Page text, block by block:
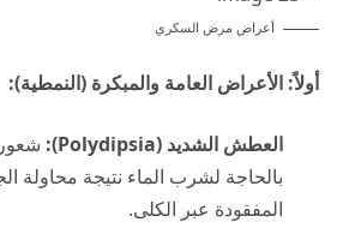
أعراض مرض السكري
أولاً: الأعراض العامة والمبكرة (النمطية):
العطش الشديد (Polydipsia):
بالحاجة لشرب الماء نتيجة محاولة
المفقودة عبر الكلى.